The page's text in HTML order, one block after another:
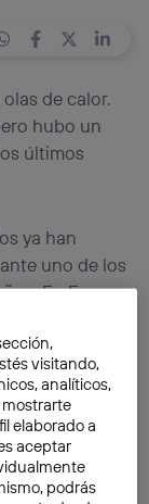
de calor.
hubo un
últimos
ya han
uno de los
En Europa
a pesar
el de
de la
alcanzó la
visitando,
analíticos,
mostrarte
elaborado a
aceptar
podrás